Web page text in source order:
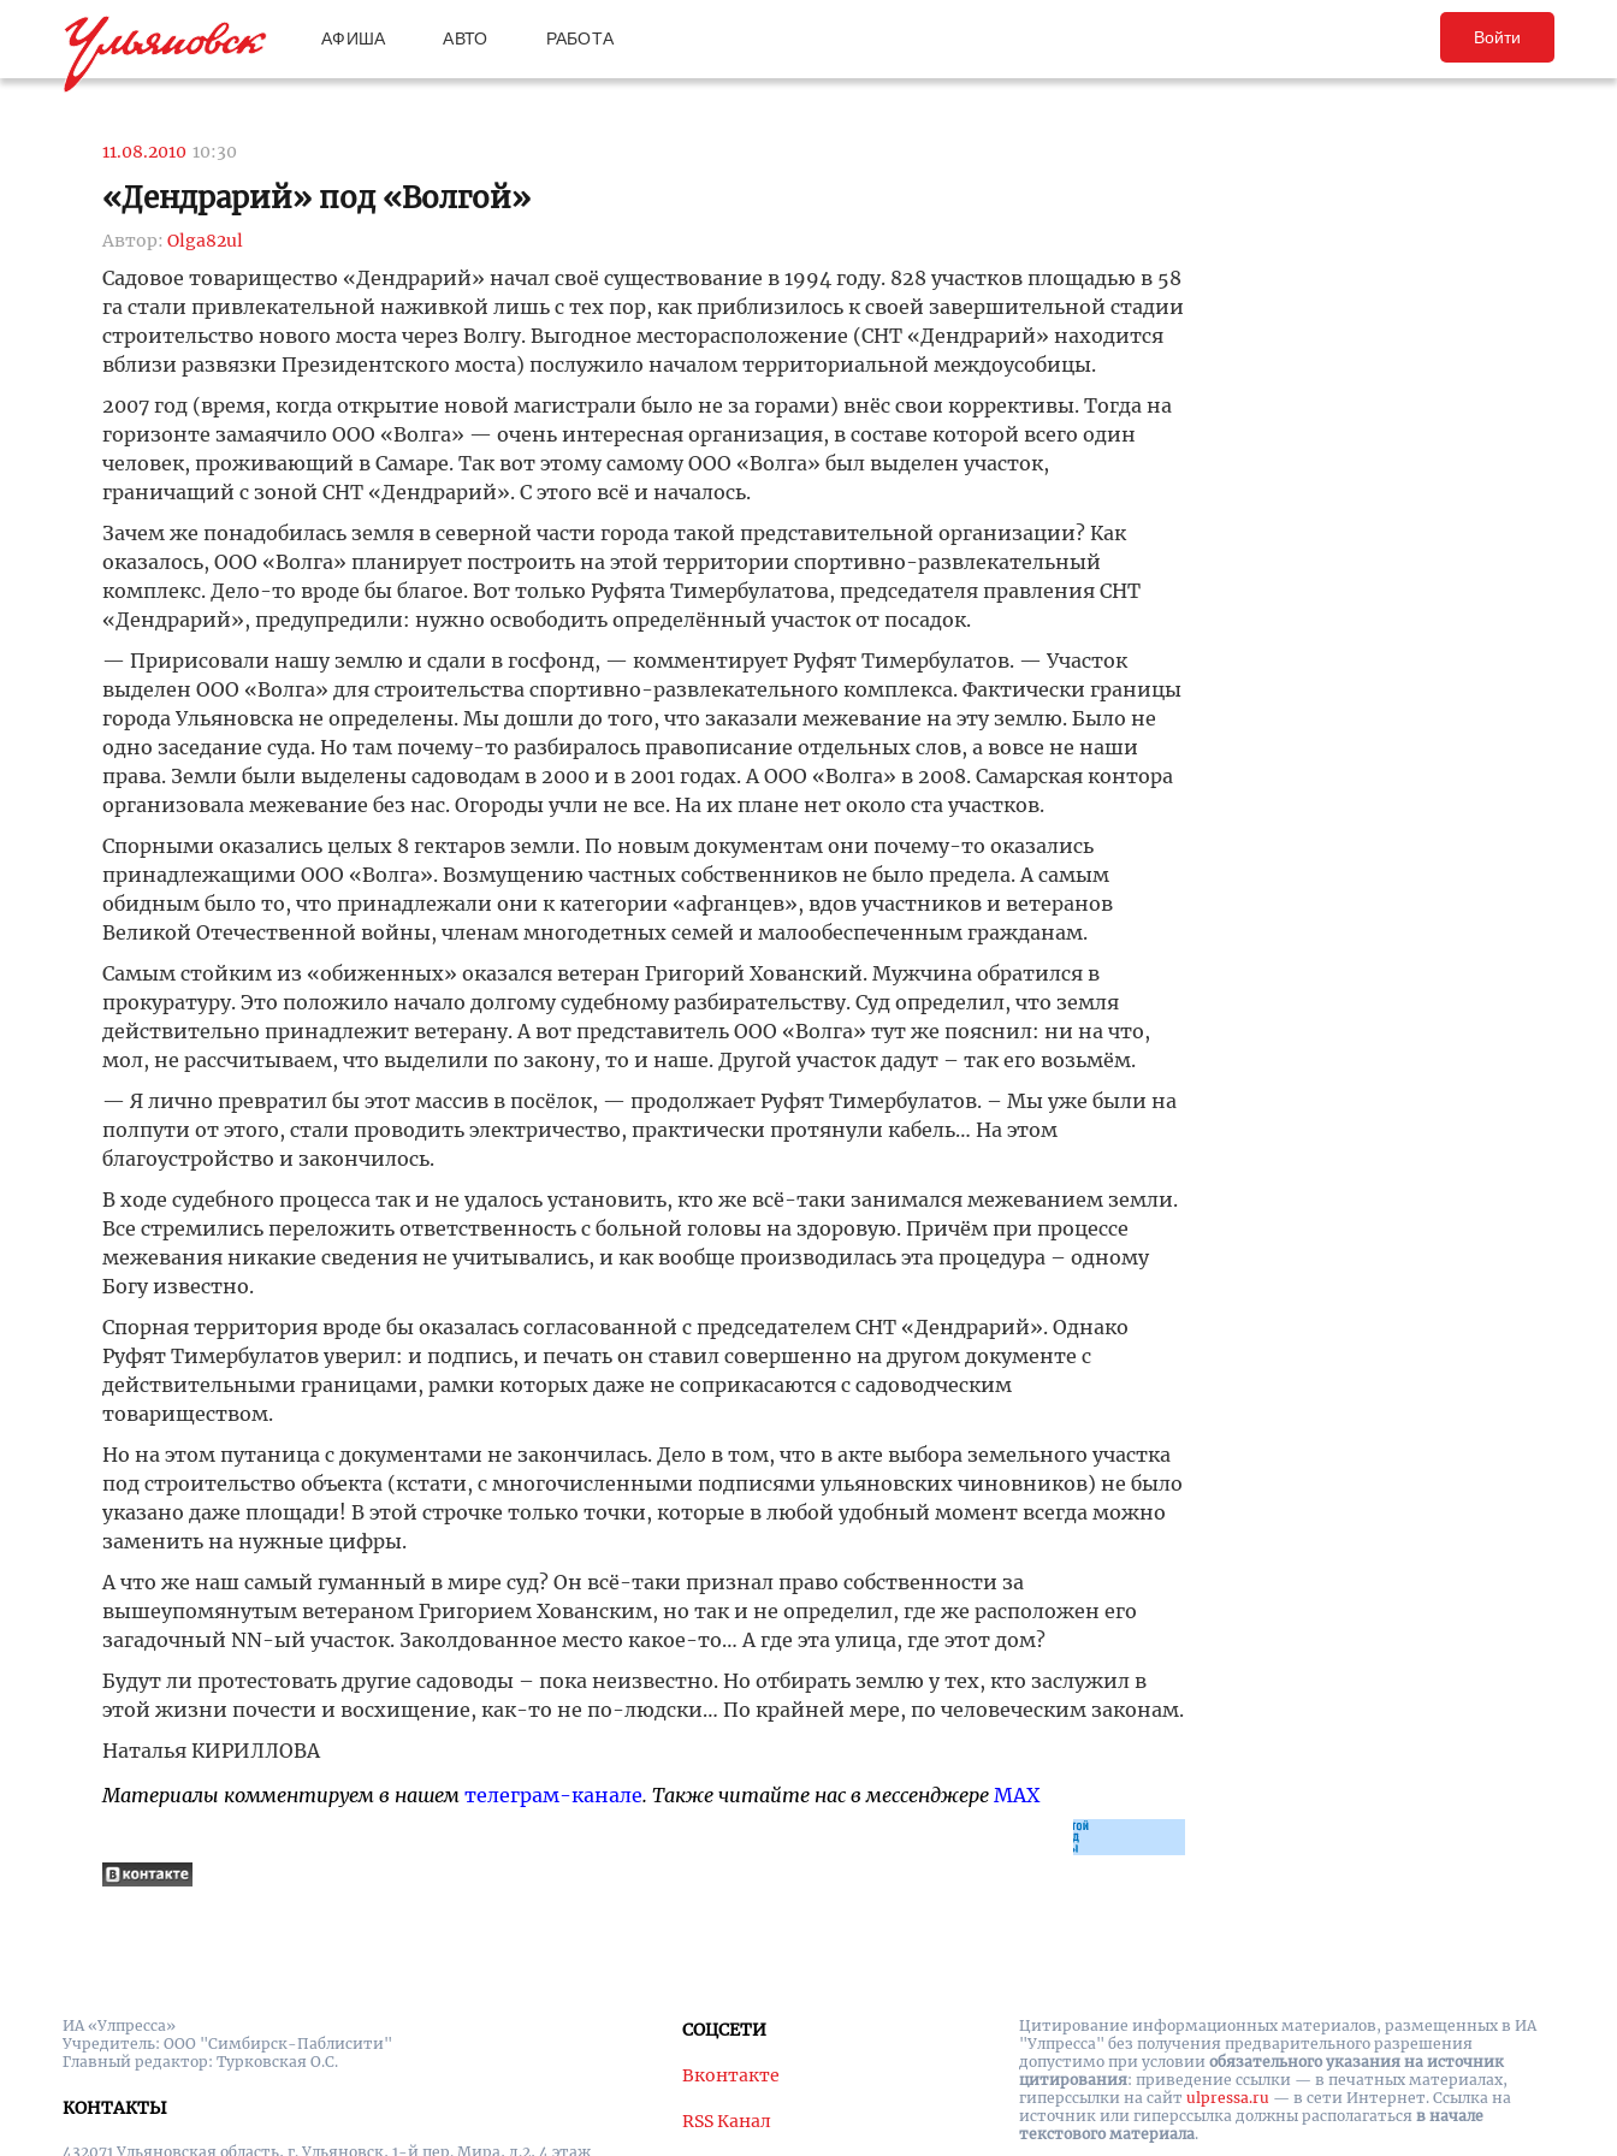
АФИША АВТО РАБОТА Войти
11.08.2010 10:30
«Дендрарий» под «Волгой»
Автор: Olga82ul
Садовое товарищество «Дендрарий» начал своё существование в 1994 году. 828 участков площадью в 58
га стали привлекательной наживкой лишь с тех пор, как приблизилось к своей завершительной стадии
строительство нового моста через Волгу. Выгодное месторасположение (СНТ «Дендрарий» находится
вблизи развязки Президентского моста) послужило началом территориальной междоусобицы.
2007 год (время, когда открытие новой магистрали было не за горами) внёс свои коррективы. Тогда на
горизонте замаячило ООО «Волга» — очень интересная организация, в составе которой всего один
человек, проживающий в Самаре. Так вот этому самому ООО «Волга» был выделен участок,
граничащий с зоной СНТ «Дендрарий». С этого всё и началось.
Зачем же понадобилась земля в северной части города такой представительной организации? Как
оказалось, ООО «Волга» планирует построить на этой территории спортивно-развлекательный
комплекс. Дело-то вроде бы благое. Вот только Руфята Тимербулатова, председателя правления СНТ
«Дендрарий», предупредили: нужно освободить определённый участок от посадок.
— Пририсовали нашу землю и сдали в госфонд, — комментирует Руфят Тимербулатов. — Участок
выделен ООО «Волга» для строительства спортивно-развлекательного комплекса. Фактически границы
города Ульяновска не определены. Мы дошли до того, что заказали межевание на эту землю. Было не
одно заседание суда. Но там почему-то разбиралось правописание отдельных слов, а вовсе не наши
права. Земли были выделены садоводам в 2000 и в 2001 годах. А ООО «Волга» в 2008. Самарская контора
организовала межевание без нас. Огороды учли не все. На их плане нет около ста участков.
Спорными оказались целых 8 гектаров земли. По новым документам они почему-то оказались
принадлежащими ООО «Волга». Возмущению частных собственников не было предела. А самым
обидным было то, что принадлежали они к категории «афганцев», вдов участников и ветеранов
Великой Отечественной войны, членам многодетных семей и малообеспеченным гражданам.
Самым стойким из «обиженных» оказался ветеран Григорий Хованский. Мужчина обратился в
прокуратуру. Это положило начало долгому судебному разбирательству. Суд определил, что земля
действительно принадлежит ветерану. А вот представитель ООО «Волга» тут же пояснил: ни на что,
мол, не рассчитываем, что выделили по закону, то и наше. Другой участок дадут – так его возьмём.
— Я лично превратил бы этот массив в посёлок, — продолжает Руфят Тимербулатов. – Мы уже были на
полпути от этого, стали проводить электричество, практически протянули кабель… На этом
благоустройство и закончилось.
В ходе судебного процесса так и не удалось установить, кто же всё-таки занимался межеванием земли.
Все стремились переложить ответственность с больной головы на здоровую. Причём при процессе
межевания никакие сведения не учитывались, и как вообще производилась эта процедура – одному
Богу известно.
Спорная территория вроде бы оказалась согласованной с председателем СНТ «Дендрарий». Однако
Руфят Тимербулатов уверил: и подпись, и печать он ставил совершенно на другом документе с
действительными границами, рамки которых даже не соприкасаются с садоводческим
товариществом.
Но на этом путаница с документами не закончилась. Дело в том, что в акте выбора земельного участка
под строительство объекта (кстати, с многочисленными подписями ульяновских чиновников) не было
указано даже площади! В этой строчке только точки, которые в любой удобный момент всегда можно
заменить на нужные цифры.
А что же наш самый гуманный в мире суд? Он всё-таки признал право собственности за
вышеупомянутым ветераном Григорием Хованским, но так и не определил, где же расположен его
загадочный NN-ый участок. Заколдованное место какое-то… А где эта улица, где этот дом?
Будут ли протестовать другие садоводы – пока неизвестно. Но отбирать землю у тех, кто заслужил в
этой жизни почести и восхищение, как-то не по-людски… По крайней мере, по человеческим законам.
Наталья КИРИЛЛОВА
Материалы комментируем в нашем телеграм-канале. Также читайте нас в мессенджере MAX
ИА «Улпресса»
Учредитель: ООО "Симбирск-Паблисити"
Главный редактор: Турковская О.С.
КОНТАКТЫ
432071 Ульяновская область, г. Ульяновск, 1-й пер. Мира, д.2, 4 этаж
СОЦСЕТИ
Вконтакте
RSS Канал
Цитирование информационных материалов, размещенных в ИА
"Улпресса" без получения предварительного разрешения
допустимо при условии обязательного указания на источник
цитирования: приведение ссылки — в печатных материалах,
гиперссылки на cайт ulpressa.ru — в сети Интернет. Ссылка на
источник или гиперссылка должны располагаться в начале
текстового материала.